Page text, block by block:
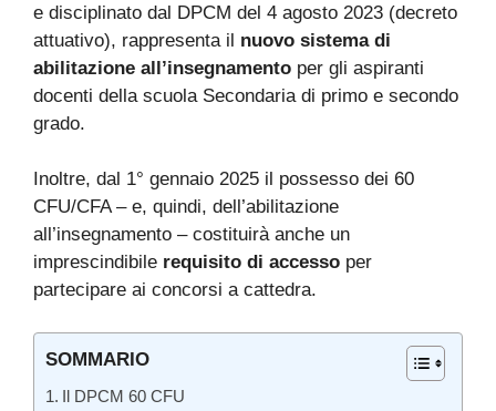
e disciplinato dal DPCM del 4 agosto 2023 (decreto
attuativo), rappresenta il nuovo sistema di
abilitazione all’insegnamento per gli aspiranti
docenti della scuola Secondaria di primo e secondo
grado.
Inoltre, dal 1° gennaio 2025 il possesso dei 60
CFU/CFA – e, quindi, dell’abilitazione
all’insegnamento – costituirà anche un
imprescindibile requisito di accesso per
partecipare ai concorsi a cattedra.
SOMMARIO
Il DPCM 60 CFU